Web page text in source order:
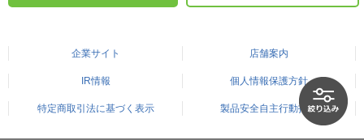
企業サイト 店舗案内
IR情報 個人情報保護方針
特定商取引法に基づく表示 製品安全自主行動指針